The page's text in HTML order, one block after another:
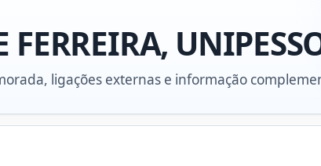
ligações externas e informação